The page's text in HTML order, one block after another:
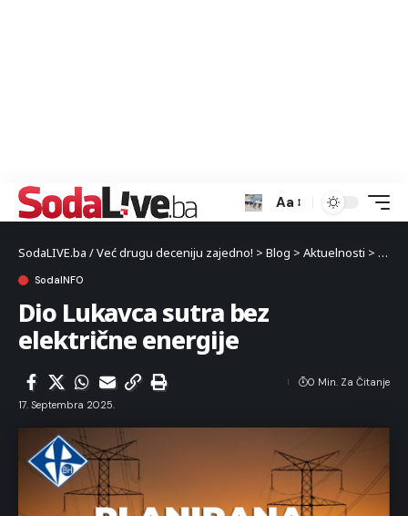
Aa
SodaLIVE.ba / Već drugu deceniju zajedno! > Blog > Aktuelnosti >
SodaINFO
Dio Lukavca sutra bez
električne energije
17. Septembra 2025.
0 Min. Za Čitanje